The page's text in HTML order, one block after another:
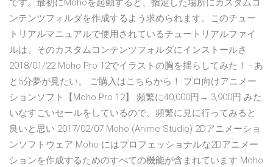
です。最初にMohoを起動すると、指定した場所にカスタムコ
ンテンツフォルダを作成するよう求められます。このチュー
トリアルマニュアルで使用されているチュートリアルファイ
ルは、そのカスタムコンテンツフォルダにインストールさ
2018/01/22 Moho Pro 12でイラストの胸を揺らしてみた！ - あ
と5分夢が見たい。 ご購入はこちらから！ プロ向けアニメー
ションソフト【Moho Pro 12】 頻繁に40,000円→ 3,900円 みた
いなすごいセールをしているので、頻繁に見に行ってみると
良いと思い 2017/02/07 Moho (Anime Studio) 2Dアニメーショ
ンソフトウェア Moho にはプロフェッショナルな2Dアニメー
ションを作成するためのすべての機能が含まれています Moho